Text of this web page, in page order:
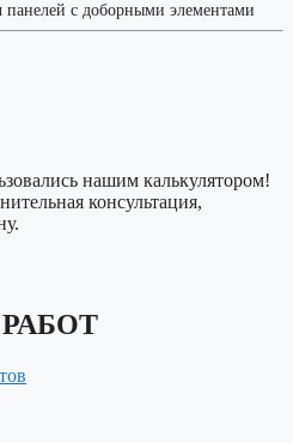
с доборными элементами
нашим калькулятором!
консультация,